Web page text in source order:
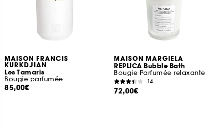
MAISON FRANCIS
KURKDJIAN
Les Tamaris
Bougie parfumée
85,00€
MAISON MARGIELA
REPLICA Bubble Bath
Bougie Parfumée relaxante
14
72,00€